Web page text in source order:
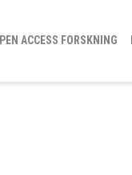
ACCESS FORSKNING